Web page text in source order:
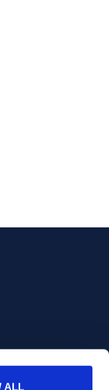
ALL